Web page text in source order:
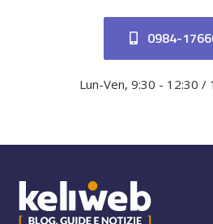
0984-
Lun-Ven, 9:30 - 12:30 /